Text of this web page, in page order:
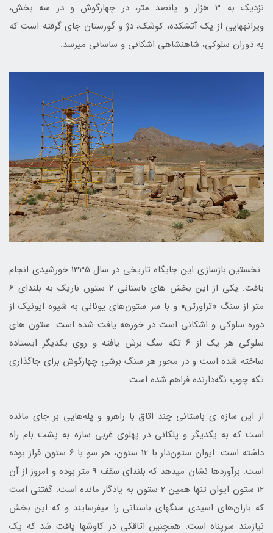
نزدیک به 3 هزار و پانصد متر، در چهارگوش و در سه بخش،
ویرانههایی از یک آتشکده، کوشک، دژ و گورستان جای گرفته است که
به دوران سلوکی، شاهنشاهی اشکانی و ساسانی می­رسد.
نخستین بازسازی این جایگاه تاریخی در سال 1335 خورشیدی انجام
یافت. یکی از این بخش­ های باستانی 2 ستون باریک به بلندای 6
متر از سنگ «تراورتن» و با سر ستون‌های یونانی به شیوه ایونیک از
دوره سلوکی و اشکانی است در خورهه یافت شده است. ستون­ های
سلوکی هر یک از 6 تکه سگ برش یافته و روی یکدیگر ایستاده
ساخته شده است و در محور هر سنگ برشی چهارگوش برای جاگذاری
تکه چوب نگه‌دارنده فراهم شده است.
از این سازه ­ی باستانی چند اتاق با راهرو و پله‌هایی بر جای مانده
است که به یکدیگر و پلکانی در پهلوی غربی سازه به پشت بام راه
داشته است. ایوان ستون‌دار با 12 ستون، هر سو با 6 ستون فراز بوده
است. برآوردها نشان می­دهد که بلندای سقف 9 متر بوده و امروز از آن
12 ستون ایوان تنها همین 2 ستون به یادگار مانده است. گفتنی است
که باران‌های اسیدی سنگ­های باستانی را می­فرسایند و که این بخش
نیازمند سرپناه است. همچنین اتاقکی در کاوش­ها یافت شد که یک